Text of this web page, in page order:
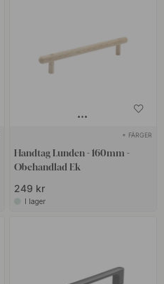
+ FÄRGER
Handtag Lunden - 160mm -
Obehandlad Ek
249 kr
I lager